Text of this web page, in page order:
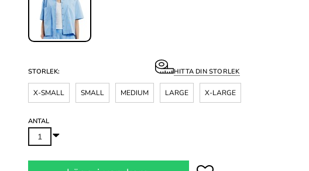
STORLEK: HITTA DIN STORLEK
X-SMALL SMALL MEDIUM LARGE X-LARGE
ANTAL